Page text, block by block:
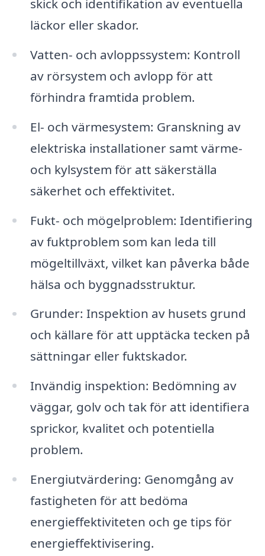
skick och identifikation av eventuella
läckor eller skador.
Vatten- och avloppssystem: Kontroll
av rörsystem och avlopp för att
förhindra framtida problem.
El- och värmesystem: Granskning av
elektriska installationer samt värme-
och kylsystem för att säkerställa
säkerhet och effektivitet.
Fukt- och mögelproblem: Identifiering
av fuktproblem som kan leda till
mögeltillväxt, vilket kan påverka både
hälsa och byggnadsstruktur.
Grunder: Inspektion av husets grund
och källare för att upptäcka tecken på
sättningar eller fuktskador.
Invändig inspektion: Bedömning av
väggar, golv och tak för att identifiera
sprickor, kvalitet och potentiella
problem.
Energiutvärdering: Genomgång av
fastigheten för att bedöma
energieffektiviteten och ge tips för
energieffektivisering.